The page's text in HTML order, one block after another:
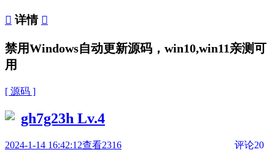
 详情 
禁用Windows自动更新源码，win10,win11亲测可
用
[ 源码 ]
gh7g23h Lv.4
2024-1-14 16:42:12查看2316 评论20